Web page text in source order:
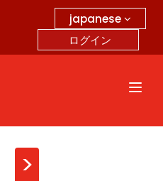
japanese
ログイン
>